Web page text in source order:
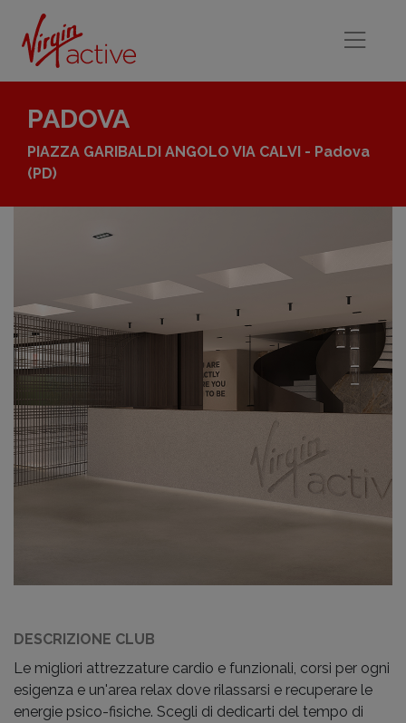
PADOVA
PIAZZA GARIBALDI ANGOLO VIA CALVI - Padova
(PD)
DESCRIZIONE CLUB
Le migliori attrezzature cardio e funzionali, corsi per ogni
esigenza e un'area relax dove rilassarsi e recuperare le
energie psico-fisiche. Scegli di dedicarti del tempo di